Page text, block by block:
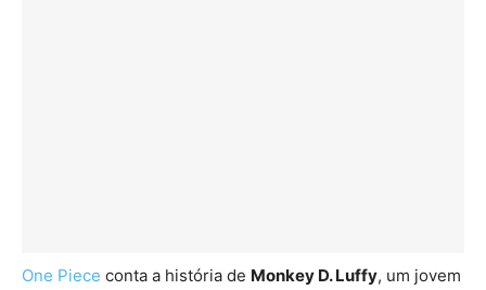
One Piece conta a história de Monkey D. Luffy, um jovem